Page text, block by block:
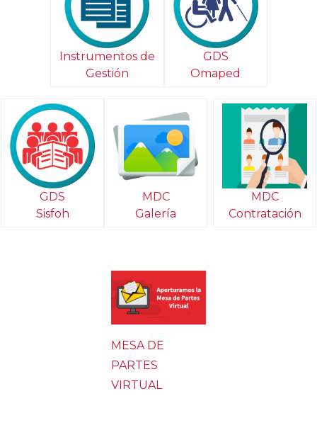
Instrumentos de
Gestión
GDS
Omaped
GDS
Sisfoh
MDC
Galería
MDC
Contratación
MESA DE
PARTES
VIRTUAL